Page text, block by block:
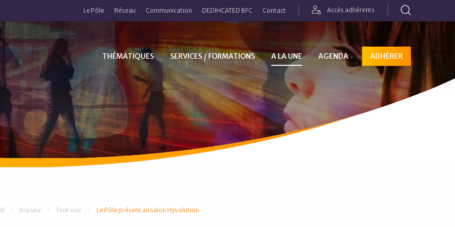
Le Pôle Réseau Communication DEDIHCATED BFC Contact Accès adhérents
THÉMATIQUES SERVICES / FORMATIONS A LA UNE AGENDA ADHÉRER
êtes ici :
A la une Tout voir Le Pôle présent au salon Hyvolution